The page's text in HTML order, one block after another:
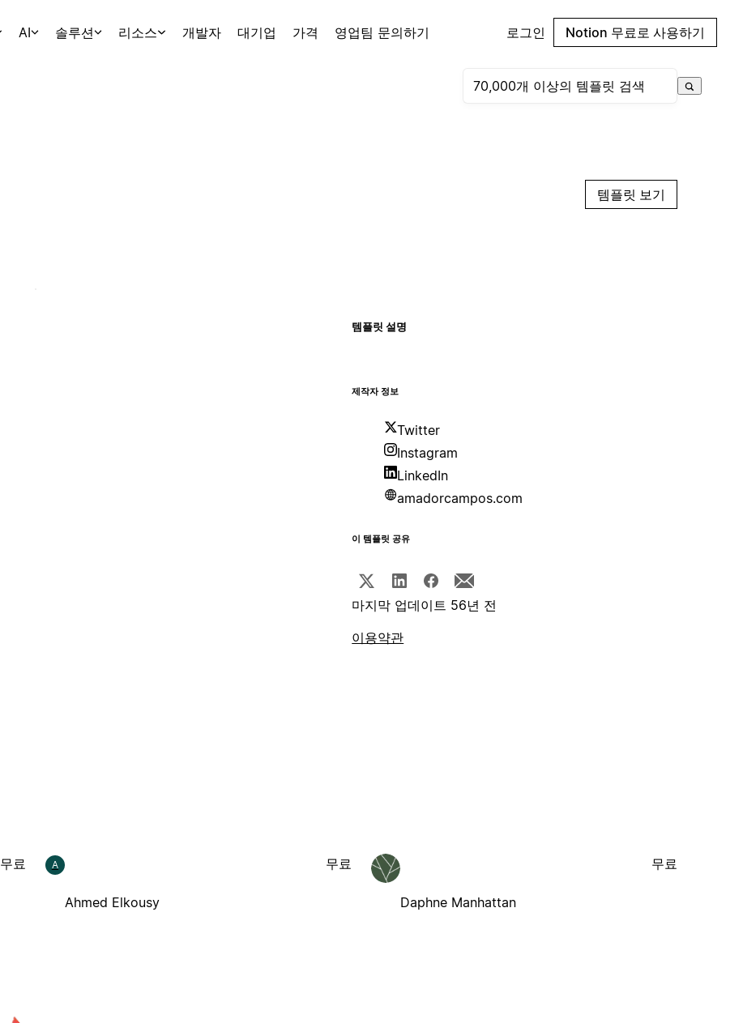
AI 솔루션 리소스 개발자 대기업 가격 영업팀 문의하기 로그인 Notion 무료로 사용하기
템플릿 보기
템플릿 설명
제작자 정보
Twitter
Instagram
LinkedIn
amadorcampos.com
이 템플릿 공유
마지막 업데이트 56년 전
이용약관
무료 A
Ahmed Elkousy
무료
Daphne Manhattan
무료